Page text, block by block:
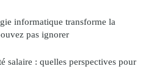
informatique transforme la
pas ignorer
salaire : quelles perspectives pour